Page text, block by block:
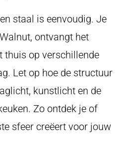
staal is eenvoudig. Je
ontvangt het
thuis op verschillende
Let op hoe de structuur
kunstlicht en de
Zo ontdek je of
sfeer creëert voor jouw